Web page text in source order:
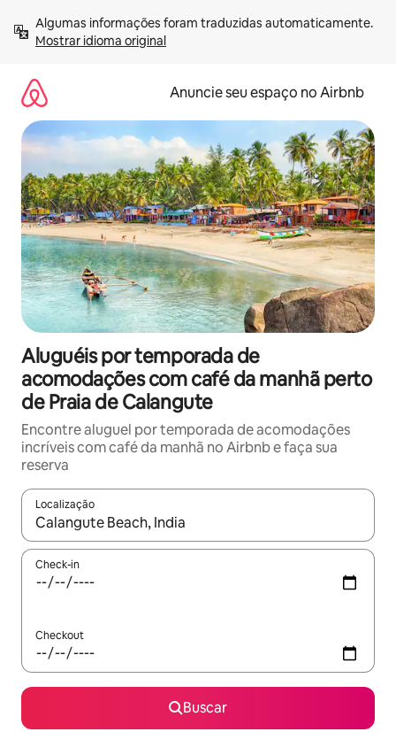
para
Mostrar idioma original
Anuncie seu espaço no Airbnb
Aluguéis por temporada de
acomodações com café da manhã perto
de Praia de Calangute
Encontre aluguel por temporada de acomodações
incríveis com café da manhã no Airbnb e faça sua
reserva
Localização
Quando os resultados estiverem disponíveis, explore-os
Check-in
Checkout
Buscar